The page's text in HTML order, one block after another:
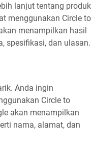
lanjut tentang produk
menggunakan Circle to
menampilkan hasil
spesifikasi, dan ulasan.
Anda ingin
Circle to
akan menampilkan
nama, alamat, dan